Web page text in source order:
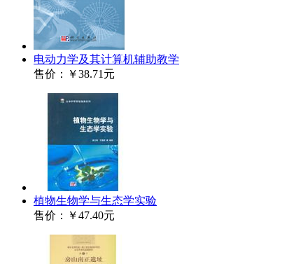
电动力学及其计算机辅助教学
售价：
￥38.71元
植物生物学与生态学实验
售价：
￥47.40元